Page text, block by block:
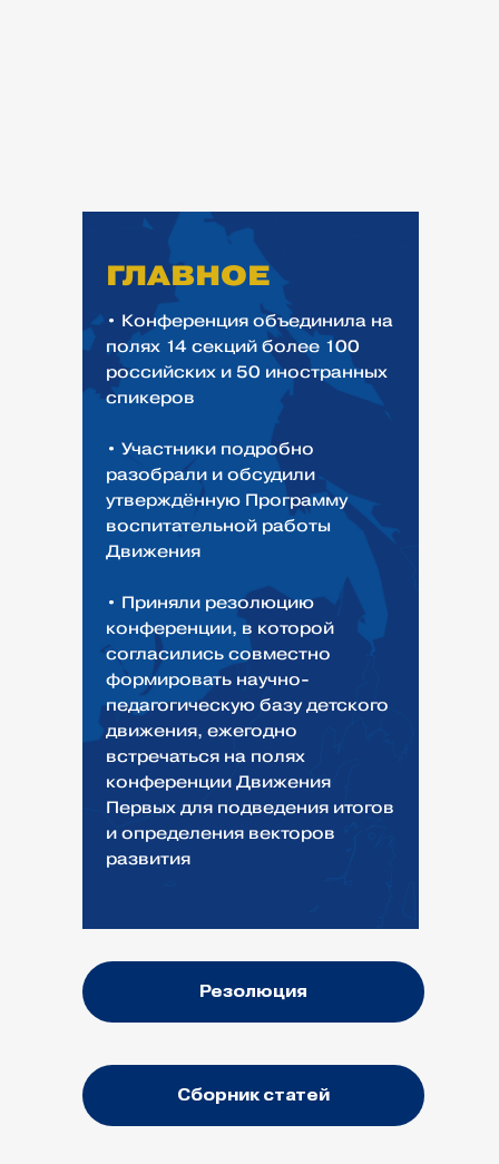
ГЛАВНОЕ
• Конференция объединила на
полях 14 секций более 100
российских и 50 иностранных
спикеров
• Участники подробно
разобрали и обсудили
утверждённую Программу
воспитательной работы
Движения
• Приняли резолюцию
конференции, в которой
согласились совместно
формировать научно-
педагогическую базу детского
движения, ежегодно
встречаться на полях
конференции Движения
Первых для подведения итогов
и определения векторов
развития
Резолюция
Сборник статей